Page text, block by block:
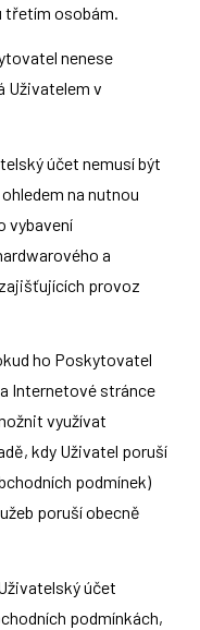
třetím osobám.
nenese
Uživatelem v
účet nemusí být
na nutnou
vybavení
a
provoz
ho Poskytovatel
Internetové stránce
využívat
kdy Uživatel poruší
podmínek)
poruší obecně
účet
podmínkách,